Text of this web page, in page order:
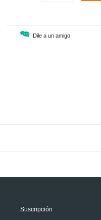
Dile a un amigo
Suscripción